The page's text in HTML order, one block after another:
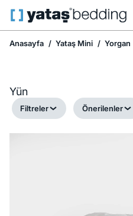
Anasayfa Yataş Mini Yorgan
Yün
Filtreler Önerilenler